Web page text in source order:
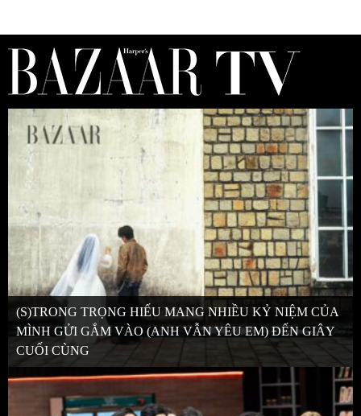
(S)TRONG TRỌNG HIẾU MANG NHIỀU KỶ NIỆM CỦA
MÌNH GỬI GẮM VÀO (ANH VẪN YÊU EM) ĐẾN GIÂY
CUỐI CÙNG